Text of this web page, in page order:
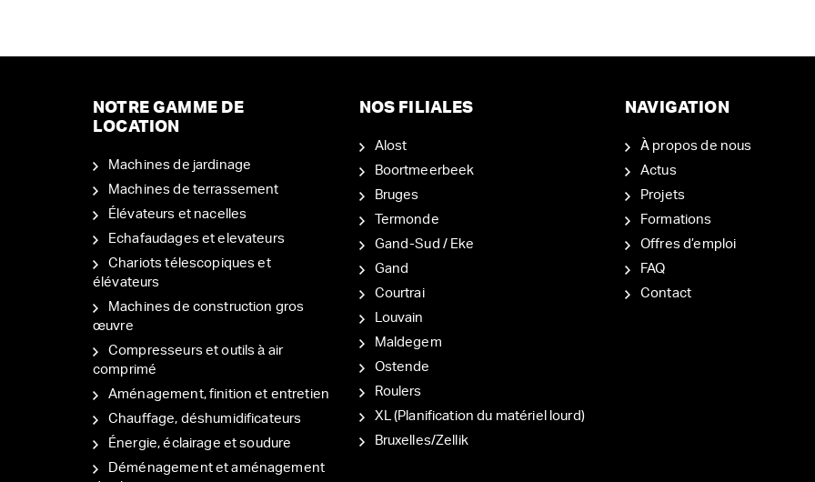
NOTRE GAMME DE
LOCATION
Machines de jardinage
Machines de terrassement
Élévateurs et nacelles
Echafaudages et elevateurs
Chariots télescopiques et
élévateurs
Machines de construction gros
œuvre
Compresseurs et outils à air
comprimé
Aménagement, finition et entretien
Chauffage, déshumidificateurs
Énergie, éclairage et soudure
Déménagement et aménagement
NOS FILIALES
Alost
Boortmeerbeek
Bruges
Termonde
Gand-Sud / Eke
Gand
Courtrai
Louvain
Maldegem
Ostende
Roulers
XL (Planification du matériel lourd)
Bruxelles/Zellik
NAVIGATION
À propos de nous
Actus
Projets
Formations
Offres d’emploi
FAQ
Contact